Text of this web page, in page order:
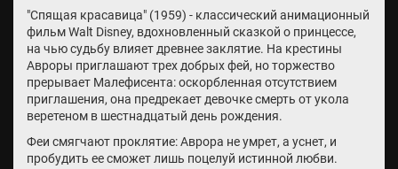
"Спящая красавица" (1959) - классический анимационный
фильм Walt Disney, вдохновленный сказкой о принцессе,
на чью судьбу влияет древнее заклятие. На крестины
Авроры приглашают трех добрых фей, но торжество
прерывает Малефисента: оскорбленная отсутствием
приглашения, она предрекает девочке смерть от укола
веретеном в шестнадцатый день рождения.
Феи смягчают проклятие: Аврора не умрет, а уснет, и
пробудить ее сможет лишь поцелуй истинной любви.